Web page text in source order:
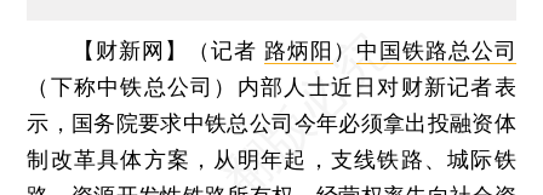
【财新网】（记者 路炳阳 ） 中国铁路总公司
（下称中铁总公司）内部人士近日对财新记者表
示，国务院要求中铁总公司今年必须拿出投融资体
制改革具体方案，从明年起，支线铁路、城际铁